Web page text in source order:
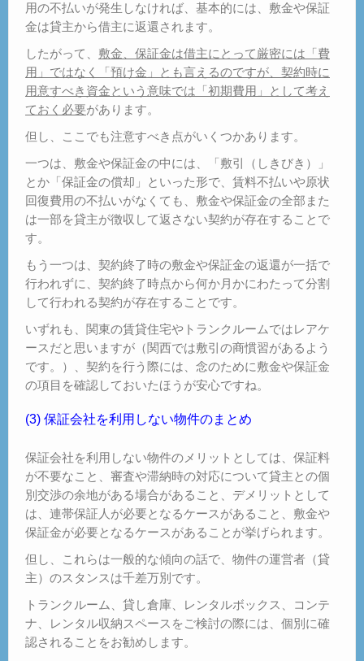
用の不払いが発生しなければ、基本的には、敷金や保証
金は貸主から借主に返還されます。
したがって、 敷金、保証金は借主にとって厳密には「費
用」ではなく「預け金」とも言えるのですが、契約時に
用意すべき資金という意味では「初期費用」として考え
ておく必要があります。
但し、ここでも注意すべき点がいくつかあります。
一つは、敷金や保証金の中には、「敷引（しきびき）」
とか「保証金の償却」といった形で、賃料不払いや原状
回復費用の不払いがなくても、敷金や保証金の全部また
は一部を貸主が徴収して返さない契約が存在することで
す。
もう一つは、契約終了時の敷金や保証金の返還が一括で
行われずに、契約終了時点から何か月かにわたって分割
して行われる契約が存在することです。
いずれも、関東の賃貸住宅やトランクルームではレアケ
ースだと思いますが（関西では敷引の商慣習があるよう
です。）、契約を行う際には、念のために敷金や保証金
の項目を確認しておいたほうが安心ですね。
(3) 保証会社を利用しない物件のまとめ
保証会社を利用しない物件のメリットとしては、保証料
が不要なこと、審査や滞納時の対応について貸主との個
別交渉の余地がある場合があること、デメリットとして
は、連帯保証人が必要となるケースがあること、敷金や
保証金が必要となるケースがあることが挙げられます。
但し、これらは一般的な傾向の話で、物件の運営者（貸
主）のスタンスは千差万別です。
トランクルーム、貸し倉庫、レンタルボックス、コンテ
ナ、レンタル収納スペースをご検討の際には、個別に確
認されることをお勧めします。